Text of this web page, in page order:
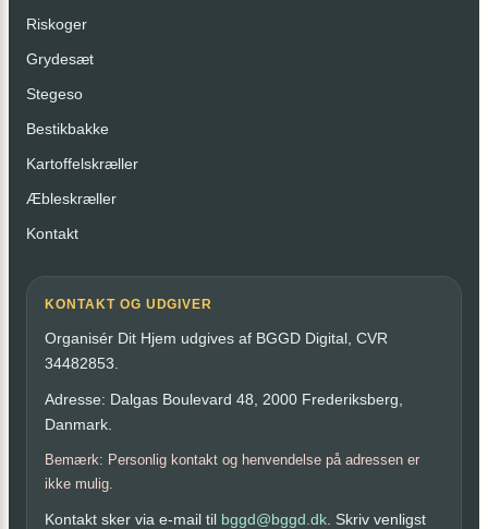
Riskoger
Grydesæt
Stegeso
Bestikbakke
Kartoffelskræller
Æbleskræller
Kontakt
KONTAKT OG UDGIVER
Organisér Dit Hjem udgives af BGGD Digital, CVR
34482853.
Adresse: Dalgas Boulevard 48, 2000 Frederiksberg,
Danmark.
Bemærk: Personlig kontakt og henvendelse på adressen er
ikke mulig.
Kontakt sker via e-mail til bggd@bggd.dk . Skriv venligst